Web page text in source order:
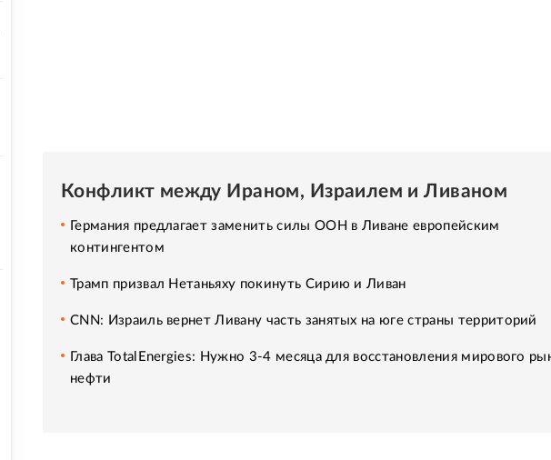
Конфликт между Ираном, Израилем и Ливаном
Германия предлагает заменить силы ООН в Ливане европейским
контингентом
Трамп призвал Нетаньяху покинуть Сирию и Ливан
CNN: Израиль вернет Ливану часть занятых на юге страны территорий
Глава TotalEnergies: Нужно 3-4 месяца для восстановления мирового
нефти